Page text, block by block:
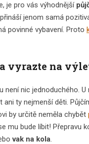
je pro vás výhodnější
jenom samá
povinné vybavení. Proto
vyrazte na
nic jednoduchého.
ani ty nejmenší děti.
by určitě neměla chybět
mu bude líbit! Přepravu
vak na kola.